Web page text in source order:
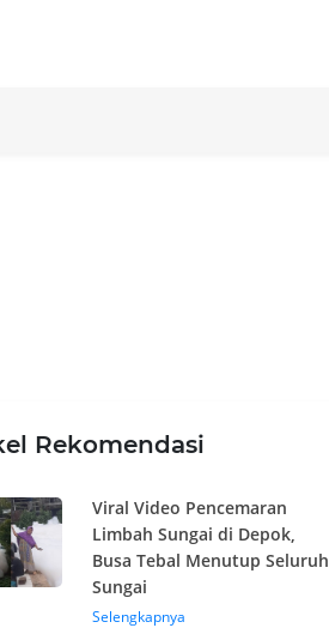
Rekomendasi
Viral Video Pencemaran
Limbah Sungai di Depok,
Busa Tebal Menutup Seluruh
Sungai
Selengkapnya